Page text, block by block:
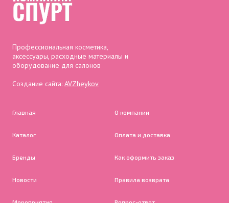
Профессиональная косметика,
аксессуары, расходные материалы и
оборудование для салонов
Создание сайта: AVZheykov
Главная
Каталог
Бренды
Новости
О компании
Оплата и доставка
Как оформить заказ
Правила возврата